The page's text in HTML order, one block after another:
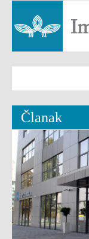
Naslovna
Građani
Pravne osobe
Poslovnice
O nama
Nekretnine
Članak